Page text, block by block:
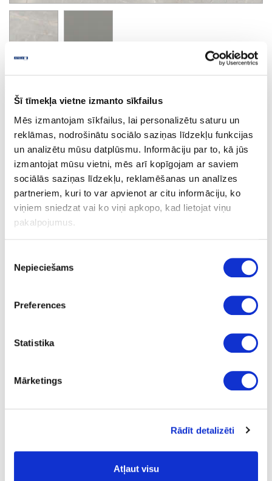
Šī tīmekļa vietne izmanto sīkfailus
Mēs izmantojam sīkfailus, lai personalizētu saturu un
reklāmas, nodrošinātu sociālo saziņas līdzekļu funkcijas
un analizētu mūsu datplūsmu. Informāciju par to, kā jūs
izmantojat mūsu vietni, mēs arī kopīgojam ar saviem
sociālās saziņas līdzekļu, reklamēšanas un analīzes
partneriem, kuri to var apvienot ar citu informāciju, ko
viņiem sniedzat vai ko viņi apkopo, kad lietojat viņu
pakalpojumus.
izvēle
Nepieciešams
Preferences
Statistika
Mārketings
Rādīt detalizēti
Atļaut visu
Venezia Marble
Minimālais pasūtījuma apjoms un pasūtījuma solis 2 losnes
Ask question
Share product link
Print